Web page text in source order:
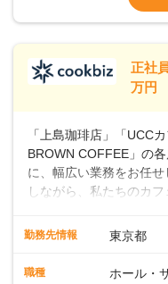
※経験・
※別途、
※試用期
■店長職
万円＋賞
正社
万円
「上島珈琲店」「UCC
BROWN COFFEE」の
に、幅広い業務をお任
しながら、私たちのカ
クの作成お客様のご案内
ート体制充実コーヒーの
勤務先情報 東京都
職種 ホール・